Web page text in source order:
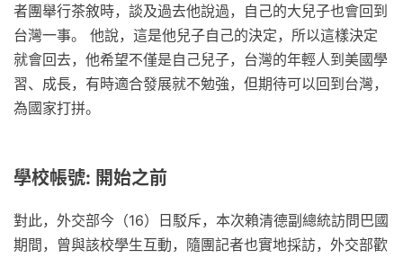
者團舉行茶敘時，談及過去他說過，自己的大兒子也會回到
台灣一事。 他說，這是他兒子自己的決定，所以這樣決定
就會回去，他希望不僅是自己兒子，台灣的年輕人到美國學
習、成長，有時適合發展就不勉強，但期待可以回到台灣，
為國家打拼。
學校帳號: 開始之前
對此，外交部今（16）日駁斥，本次賴清德副總統訪問巴國
期間，曾與該校學生互動，隨團記者也實地採訪，外交部歡